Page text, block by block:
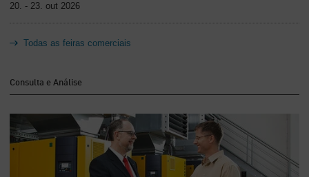
20. - 23. out 2026
Todas as feiras comerciais
Consulta e Análise